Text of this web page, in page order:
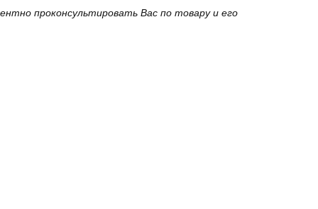
проконсультировать Вас по товару и его